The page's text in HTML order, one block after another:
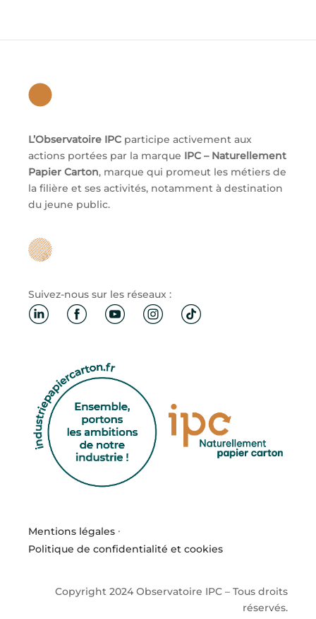
L’Observatoire IPC participe activement aux
actions portées par la marque IPC – Naturellement
Papier Carton, marque qui promeut les métiers de
la filière et ses activités, notamment à destination
du jeune public.
Suivez-nous sur les réseaux :
Mentions légales ·
Politique de confidentialité et cookies
Copyright 2024 Observatoire IPC – Tous droits
réservés.